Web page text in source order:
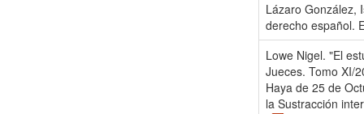
Lázaro González,
derecho español.
Lowe Nigel. "El
Jueces. Tomo XI/
Haya de 25 de
la Sustracción